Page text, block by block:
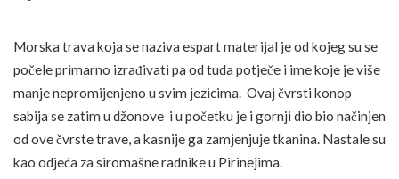
Morska trava koja se naziva espart materijal je od kojeg su se
počele primarno izrađivati pa od tuda potječe i ime koje je više
manje nepromijenjeno u svim jezicima. Ovaj čvrsti konop
sabija se zatim u džonove i u početku je i gornji dio bio načinjen
od ove čvrste trave, a kasnije ga zamjenjuje tkanina. Nastale su
kao odjeća za siromašne radnike u Pirinejima.